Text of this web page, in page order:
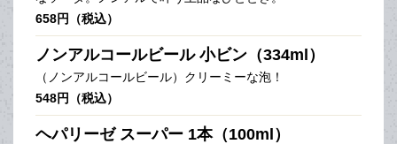
658円（税込）
ノンアルコールビール 小ビン（334ml）
（ノンアルコールビール）クリーミーな泡！
548円（税込）
ヘパリーゼ スーパー 1本（100ml）